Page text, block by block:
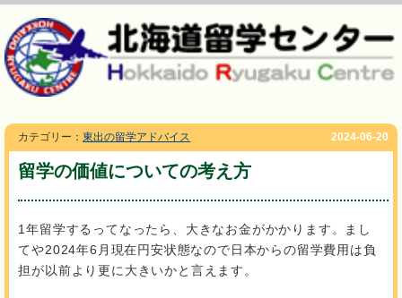
カテゴリー：東出の留学アドバイス 2024-06-20
留学の価値についての考え方
1年留学するってなったら、大きなお金がかかります。まし
てや2024年6月現在円安状態なので日本からの留学費用は負
担が以前より更に大きいかと言えます。